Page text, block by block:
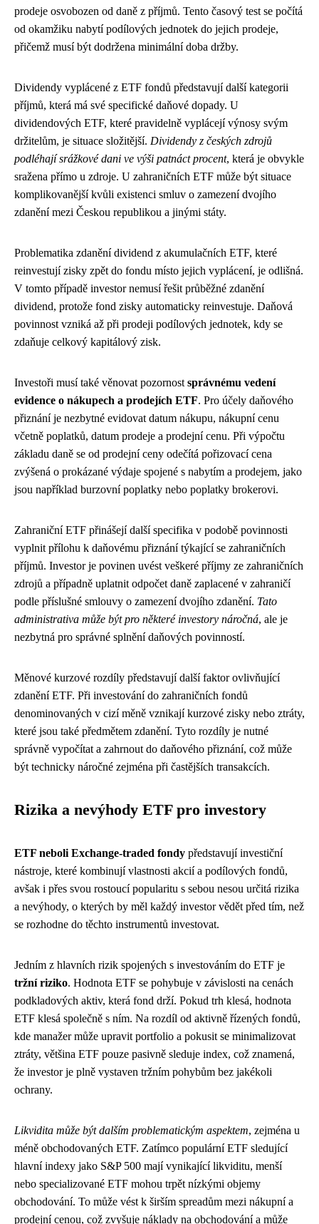
prodeje osvobozen od daně z příjmů. Tento časový test se počítá
od okamžiku nabytí podílových jednotek do jejich prodeje,
přičemž musí být dodržena minimální doba držby.
Dividendy vyplácené z ETF fondů představují další kategorii
příjmů, která má své specifické daňové dopady. U
dividendových ETF, které pravidelně vyplácejí výnosy svým
držitelům, je situace složitější. Dividendy z českých zdrojů
podléhají srážkové dani ve výši patnáct procent, která je obvykle
sražena přímo u zdroje. U zahraničních ETF může být situace
komplikovanější kvůli existenci smluv o zamezení dvojího
zdanění mezi Českou republikou a jinými státy.
Problematika zdanění dividend z akumulačních ETF, které
reinvestují zisky zpět do fondu místo jejich vyplácení, je odlišná.
V tomto případě investor nemusí řešit průběžné zdanění
dividend, protože fond zisky automaticky reinvestuje. Daňová
povinnost vzniká až při prodeji podílových jednotek, kdy se
zdaňuje celkový kapitálový zisk.
Investoři musí také věnovat pozornost správnému vedení
evidence o nákupech a prodejích ETF. Pro účely daňového
přiznání je nezbytné evidovat datum nákupu, nákupní cenu
včetně poplatků, datum prodeje a prodejní cenu. Při výpočtu
základu daně se od prodejní ceny odečítá pořizovací cena
zvýšená o prokázané výdaje spojené s nabytím a prodejem, jako
jsou například burzovní poplatky nebo poplatky brokerovi.
Zahraniční ETF přinášejí další specifika v podobě povinnosti
vyplnit přílohu k daňovému přiznání týkající se zahraničních
příjmů. Investor je povinen uvést veškeré příjmy ze zahraničních
zdrojů a případně uplatnit odpočet daně zaplacené v zahraničí
podle příslušné smlouvy o zamezení dvojího zdanění. Tato
administrativa může být pro některé investory náročná, ale je
nezbytná pro správné splnění daňových povinností.
Měnové kurzové rozdíly představují další faktor ovlivňující
zdanění ETF. Při investování do zahraničních fondů
denominovaných v cizí měně vznikají kurzové zisky nebo ztráty,
které jsou také předmětem zdanění. Tyto rozdíly je nutné
správně vypočítat a zahrnout do daňového přiznání, což může
být technicky náročné zejména při častějších transakcích.
Rizika a nevýhody ETF pro investory
ETF neboli Exchange-traded fondy představují investiční
nástroje, které kombinují vlastnosti akcií a podílových fondů,
avšak i přes svou rostoucí popularitu s sebou nesou určitá rizika
a nevýhody, o kterých by měl každý investor vědět před tím, než
se rozhodne do těchto instrumentů investovat.
Jedním z hlavních rizik spojených s investováním do ETF je
tržní riziko. Hodnota ETF se pohybuje v závislosti na cenách
podkladových aktiv, která fond drží. Pokud trh klesá, hodnota
ETF klesá společně s ním. Na rozdíl od aktivně řízených fondů,
kde manažer může upravit portfolio a pokusit se minimalizovat
ztráty, většina ETF pouze pasivně sleduje index, což znamená,
že investor je plně vystaven tržním pohybům bez jakékoli
ochrany.
Likvidita může být dalším problematickým aspektem, zejména u
méně obchodovaných ETF. Zatímco populární ETF sledující
hlavní indexy jako S&P 500 mají vynikající likviditu, menší
nebo specializované ETF mohou trpět nízkými objemy
obchodování. To může vést k širším spreadům mezi nákupní a
prodejní cenou, což zvyšuje náklady na obchodování a může